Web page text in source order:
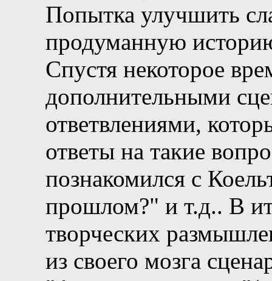
Попытка улучшить
продуманную
Спустя некоторое
дополнительными
ответвлениями,
ответы на такие
познакомился с
прошлом?" и т.д.. В
творческих
из своего мозга